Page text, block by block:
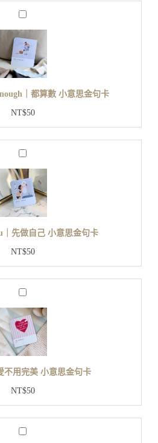
M
r
T
h
a
E
n
o
u
g
h
都
算
數
小
思
金
｜都算數 小意思金句卡
NT$50
J
s
t
B
e
Y
o
u
｜
自
小
意
思
金
卡
｜先做自己 小意思金句卡
NT$50
T
u
s
t
｜
不
用
意
不用完美 小意思金句卡
NT$50
B